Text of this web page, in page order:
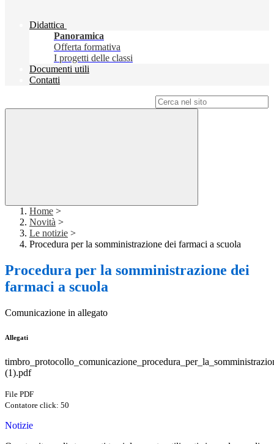
Didattica
Panoramica
Offerta formativa
I progetti delle classi
Documenti utili
Contatti
Home >
Novità >
Le notizie >
Procedura per la somministrazione dei farmaci a scuola
Procedura per la somministrazione dei
farmaci a scuola
Comunicazione in allegato
Allegati
(1).pdf
File PDF
Contatore click: 50
Notizie